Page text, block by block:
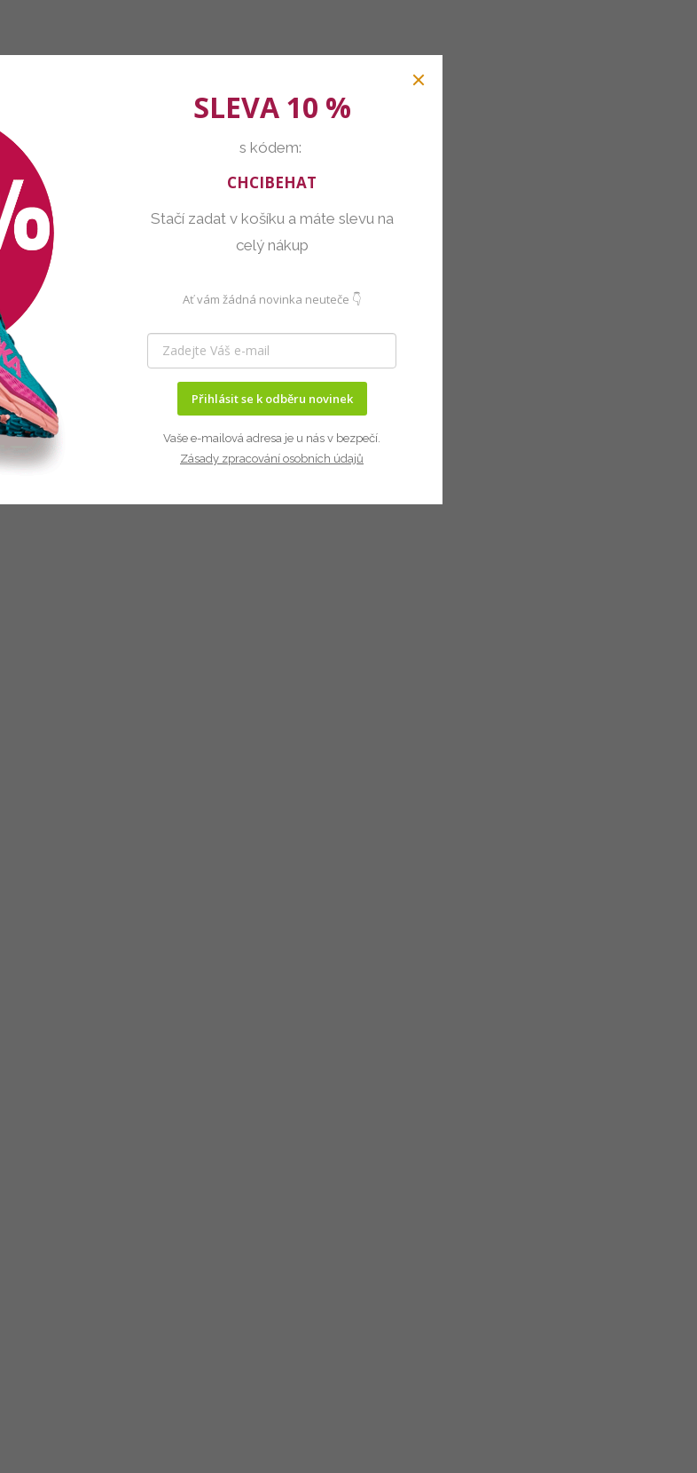
SLEVA 10 %
s kódem:
CHCIBEHAT
Stačí zadat v košíku a máte slevu na
celý nákup
Ať vám žádná novinka neuteče 👇
Přihlásit se k odběru novinek
Vaše e-mailová adresa je u nás v bezpečí.
Zásady zpracování osobních údajů